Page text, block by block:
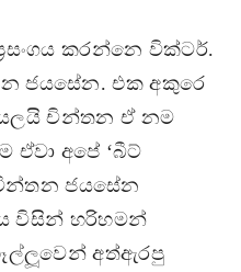
කරන්නෙ වික්ටර්.
ජයසේන. එක අකුරෙ
චින්තන ඒ නම
ඒවා අපේ ‘බීට්
ජයසේන
විසින් හරිහමන්
අත්ඇරපු